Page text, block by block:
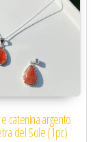
catenina argento
del Sole (1pc)